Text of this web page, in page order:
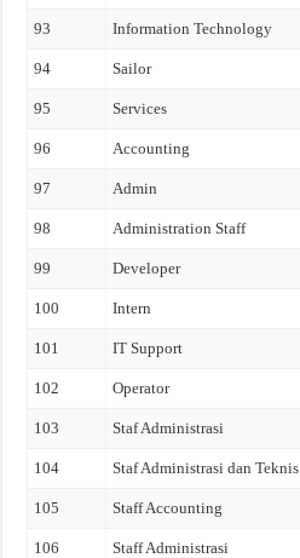
93 Information Technology
94 Sailor
95 Services
96 Accounting
97 Admin
98 Administration Staff
99 Developer
100 Intern
101 IT Support
102 Operator
103 Staf Administrasi
104 Staf Administrasi dan Teknis
105 Staff Accounting
106 Staff Administrasi